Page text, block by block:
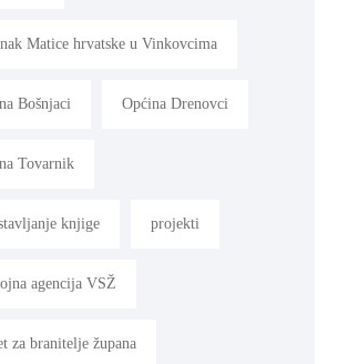
Matice hrvatske u Vinkovcima
Bošnjaci Općina Drenovci
Tovarnik
knjige projekti
agencija VSŽ
za branitelje župana